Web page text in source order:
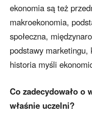
ekonomia są też
makroekonomia,
społeczna,
podstawy marketingu,
historia myśli
Co zadecydowało o
właśnie uczelni?